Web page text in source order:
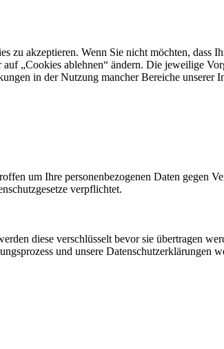
zu akzeptieren. Wenn Sie nicht möchten,
„Cookies ablehnen“ ändern. Die jeweilige
in der Nutzung mancher Bereiche unserer
um Ihre personenbezogenen Daten gegen
verpflichtet.
diese verschlüsselt bevor sie übertragen
und unsere Datenschutzerklärungen